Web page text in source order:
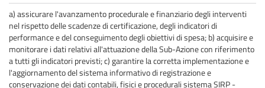
a) assicurare l'avanzamento procedurale e finanziario degli interventi
nel rispetto delle scadenze di certificazione, degli indicatori di
performance e del conseguimento degli obiettivi di spesa; b) acquisire e
monitorare i dati relativi all'attuazione della Sub-Azione con riferimento
a tutti gli indicatori previsti; c) garantire la corretta implementazione e
l'aggiornamento del sistema informativo di registrazione e
conservazione dei dati contabili, fisici e procedurali sistema SIRP -